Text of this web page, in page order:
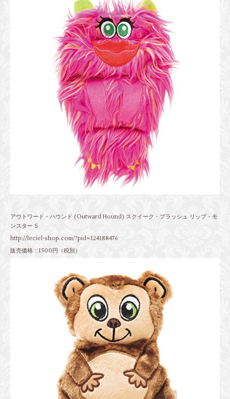
アウトワード・ハウンド (Outward Hound) スクイーク・プラッシュ リップ・モ
ンスター S
http://leciel-shop.com/?pid=124188476
販売価格：1500円（税別）